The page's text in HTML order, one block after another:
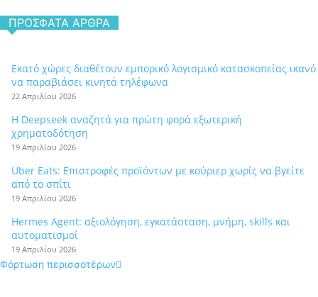
ΠΡΌΣΦΑΤΑ ΆΡΘΡΑ
Εκατό χώρες διαθέτουν εμπορικό λογισμικό κατασκοπείας ικανό
να παραβιάσει κινητά τηλέφωνα
22 Απριλίου 2026
Η Deepseek αναζητά για πρώτη φορά εξωτερική
χρηματοδότηση
19 Απριλίου 2026
Uber Eats: Επιστροφές προϊόντων με κούριερ χωρίς να βγείτε
από το σπίτι
19 Απριλίου 2026
Hermes Agent: αξιολόγηση, εγκατάσταση, μνήμη, skills και
αυτοματισμοί
19 Απριλίου 2026
Φόρτωση περισσοτέρων